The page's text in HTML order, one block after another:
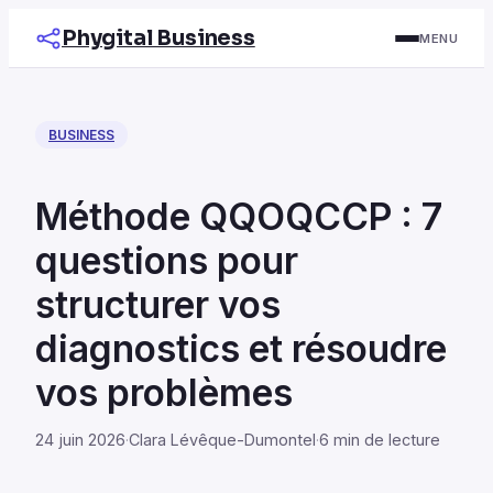
Phygital Business MENU
BUSINESS
Méthode QQOQCCP : 7
questions pour
structurer vos
diagnostics et résoudre
vos problèmes
24 juin 2026·Clara Lévêque-Dumontel·6 min de lecture